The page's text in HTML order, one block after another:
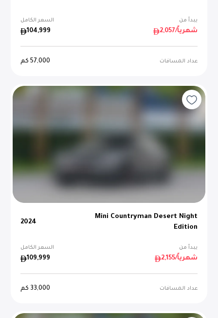
يبدأ من السعر الكامل
2,057 /شهرياً 104,999
عداد المسافات 57,000 كم
Mini Countryman Desert Night
Edition
2024
يبدأ من السعر الكامل
2,155 /شهرياً 109,999
عداد المسافات 33,000 كم